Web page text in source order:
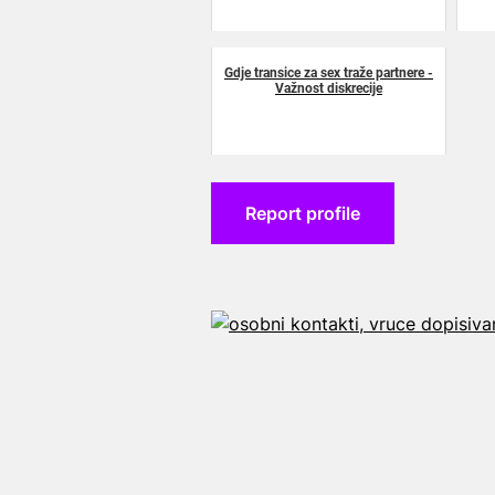
Gdje transice za sex traže partnere -
Važnost diskrecije
Report profile